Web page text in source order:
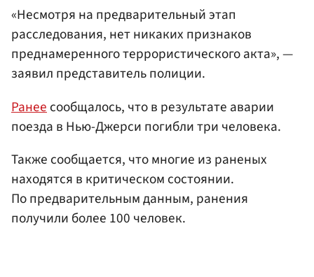
«Несмотря на предварительный этап
расследования, нет никаких признаков
преднамеренного террористического акта», —
заявил представитель полиции.
Ранее сообщалось, что в результате аварии
поезда в Нью-Джерси погибли три человека.
Также сообщается, что многие из раненых
находятся в критическом состоянии.
По предварительным данным, ранения
получили более 100 человек.